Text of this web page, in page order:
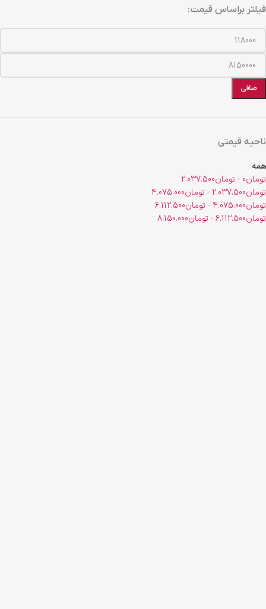
فیلتر براساس قیمت:
صافی
ناحیه قیمتی
همه
تومان0
- تومان2.037.500
تومان2.037.500
- تومان4.075.000
تومان4.075.000
- تومان6.112.500
تومان6.112.500
- تومان8.150.000